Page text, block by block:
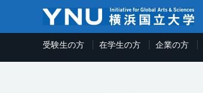
受験生の方 在学生の方 企業の方